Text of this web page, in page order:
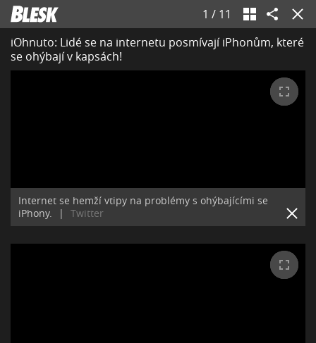
1 / 11
iOhnuto: Lidé se na internetu posmívají iPhonům, které
se ohýbají v kapsách!
Internet se hemží vtipy na problémy s ohýbajícími se
iPhony.
| Twitter